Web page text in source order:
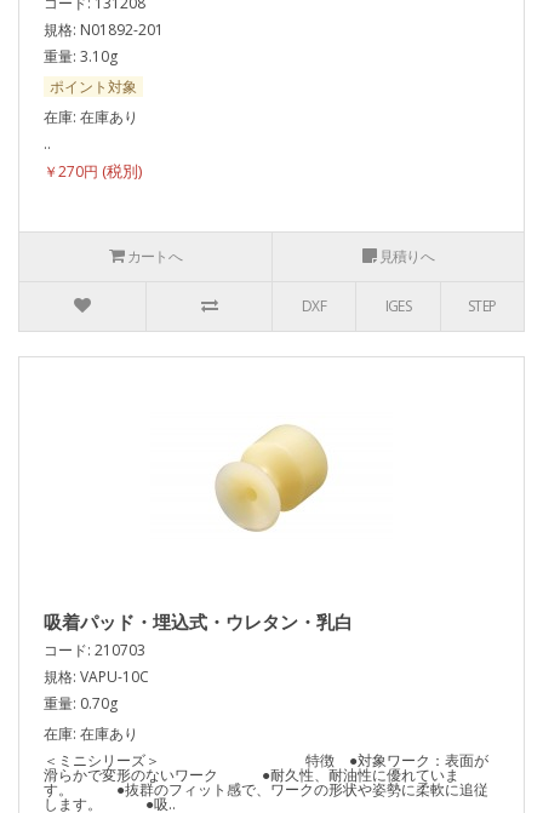
規格: N01892-201
重量: 3.10g
ポイント対象
在庫: 在庫あり
..
￥270円
カートへ 見積りへ
DXF IGES STEP
吸着パッド・埋込式・ウレタン・乳白
コード: 210703
規格: VAPU-10C
重量: 0.70g
在庫: 在庫あり
＜ミニシリーズ＞ 特徴 ●対象ワーク：表面が
滑らかで変形のないワーク ●耐久性、耐油性に優れていま
す。 ●抜群のフィット感で、ワークの形状や姿勢に柔軟に追従
します。 ●吸..